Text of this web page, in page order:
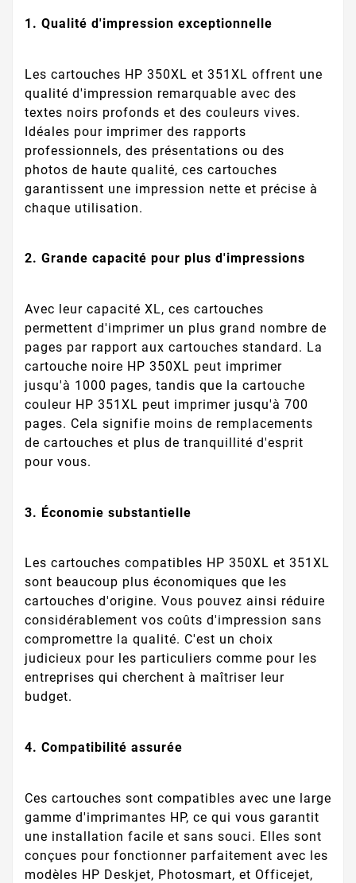
1. Qualité d'impression exceptionnelle
Les cartouches HP 350XL et 351XL offrent une
qualité d'impression remarquable avec des
textes noirs profonds et des couleurs vives.
Idéales pour imprimer des rapports
professionnels, des présentations ou des
photos de haute qualité, ces cartouches
garantissent une impression nette et précise à
chaque utilisation.
2. Grande capacité pour plus d'impressions
Avec leur capacité XL, ces cartouches
permettent d'imprimer un plus grand nombre de
pages par rapport aux cartouches standard. La
cartouche noire HP 350XL peut imprimer
jusqu'à 1000 pages, tandis que la cartouche
couleur HP 351XL peut imprimer jusqu'à 700
pages. Cela signifie moins de remplacements
de cartouches et plus de tranquillité d'esprit
pour vous.
3. Économie substantielle
Les cartouches compatibles HP 350XL et 351XL
sont beaucoup plus économiques que les
cartouches d'origine. Vous pouvez ainsi réduire
considérablement vos coûts d'impression sans
compromettre la qualité. C'est un choix
judicieux pour les particuliers comme pour les
entreprises qui cherchent à maîtriser leur
budget.
4. Compatibilité assurée
Ces cartouches sont compatibles avec une large
gamme d'imprimantes HP, ce qui vous garantit
une installation facile et sans souci. Elles sont
conçues pour fonctionner parfaitement avec les
modèles HP Deskjet, Photosmart, et Officejet,